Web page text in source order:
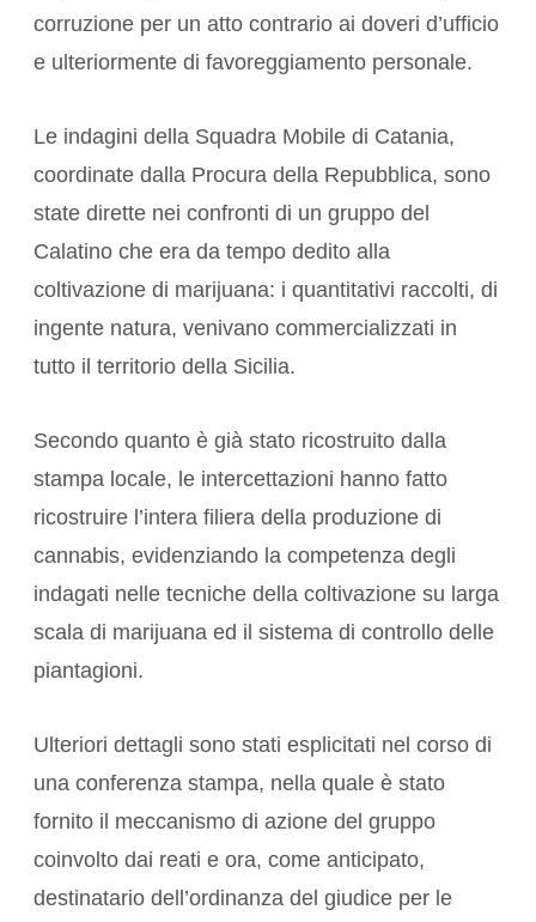
corruzione per un atto contrario ai doveri d’ufficio
e ulteriormente di favoreggiamento personale.
Le indagini della Squadra Mobile di Catania,
coordinate dalla Procura della Repubblica, sono
state dirette nei confronti di un gruppo del
Calatino che era da tempo dedito alla
coltivazione di marijuana: i quantitativi raccolti, di
ingente natura, venivano commercializzati in
tutto il territorio della Sicilia.
Secondo quanto è già stato ricostruito dalla
stampa locale, le intercettazioni hanno fatto
ricostruire l’intera filiera della produzione di
cannabis, evidenziando la competenza degli
indagati nelle tecniche della coltivazione su larga
scala di marijuana ed il sistema di controllo delle
piantagioni.
Ulteriori dettagli sono stati esplicitati nel corso di
una conferenza stampa, nella quale è stato
fornito il meccanismo di azione del gruppo
coinvolto dai reati e ora, come anticipato,
destinatario dell’ordinanza del giudice per le